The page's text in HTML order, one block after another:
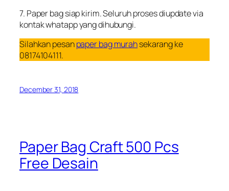
7. Paper bag siap kirim. Seluruh proses diupdate via
kontak whatapp yang dihubungi.
Silahkan pesanpaper bag murahsekarang ke
08174104111.
December 31, 2018
Paper Bag Craft 500 Pcs
Free Desain